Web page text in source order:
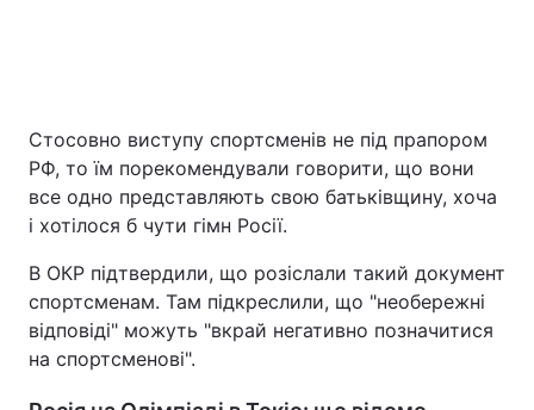
Стосовно виступу спортсменів не під прапором
РФ, то їм порекомендували говорити, що вони
все одно представляють свою батьківщину, хоча
і хотілося б чути гімн Росії.
В ОКР підтвердили, що розіслали такий документ
спортсменам. Там підкреслили, що "необережні
відповіді" можуть "вкрай негативно позначитися
на спортсменові".